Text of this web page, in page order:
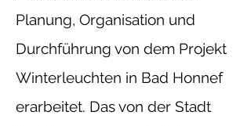
Planung, Organisation und
Durchführung von dem Projekt
Winterleuchten in Bad Honnef
erarbeitet. Das von der Stadt